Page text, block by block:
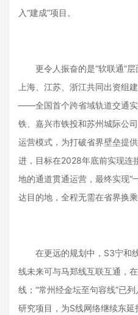
入“建成”项目。
更令人振奋的是“软联通”层
上海、江苏、浙江共同出资组
——全国首个跨省域轨道交通
铁、嘉兴市铁投和苏州城际公
运营模式，为打破省界壁垒提
进，目标在2028年底前实现连
地的通道贯通运营，最终实现“
达目的地，全程无需在省界换乘
在更远的规划中，S3宁和线
线未来可与马郑线互联互通，
线；“常州经金坛至句容线”已
研究项目，为S线网络继续东延